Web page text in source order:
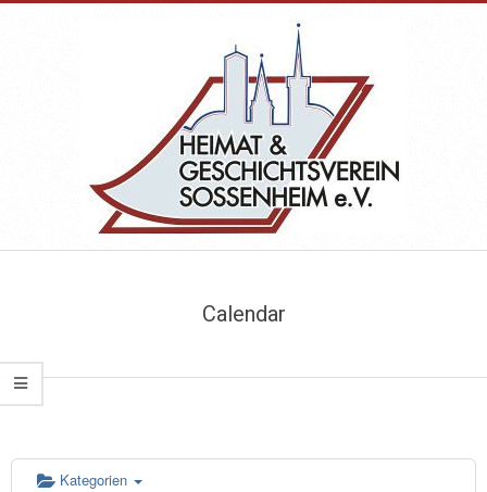
HEIMAT-
GESCHICHTSVEREIN
SOSSENHEIM
Calendar
Kategorien